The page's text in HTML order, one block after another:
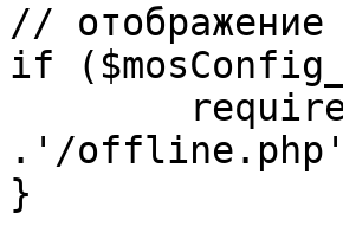
// отображение
if
.'/
}